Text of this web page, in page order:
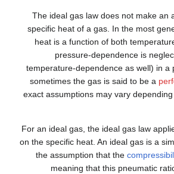
The ideal gas law does not make an
specific heat of a gas. In the most
heat is a function of both
pressure-dependence is
temperature-dependence as well) in a
sometimes the gas is said to be a
exact assumptions may vary
For an ideal gas, the ideal gas law
on the specific heat. An ideal gas is a
the assumption that the
meaning that this pneumatic